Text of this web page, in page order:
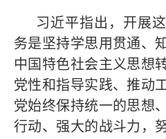
习近平指出，开展
务是坚持学思用贯通、
中国特色社会主义思想
党性和指导实践、推动
党始终保持统一的思想
行动、强大的战斗力，